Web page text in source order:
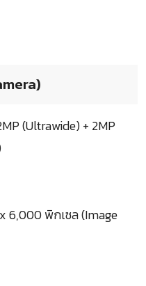
(Ultrawide) + 2MP
6,000 พิกเซล (Image